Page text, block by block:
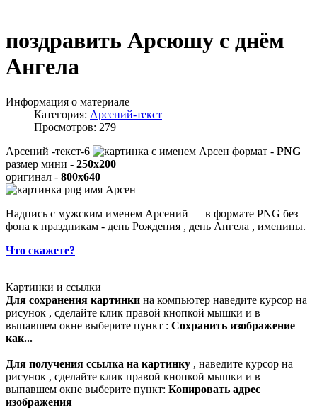
поздравить Арсюшу с днём
Ангела
Информация о материале
Категория: Арсений-текст
Просмотров: 279
Арсений -текст-6
формат - PNG
размер мини - 250x200
оригинал - 800x640
Надпись с мужским именем Арсений — в формате PNG без
фона к праздникам - день Рождения , день Ангела , именины.
Что скажете?
Картинки и ссылки
Для сохранения картинки на компьютер наведите курсор на
рисунок , сделайте клик правой кнопкой мышки и в
выпавшем окне выберите пункт : Сохранить изображение
как...
Для получения ссылка на картинку , наведите курсор на
рисунок , сделайте клик правой кнопкой мышки и в
выпавшем окне выберите пункт: Копировать адрес
изображения